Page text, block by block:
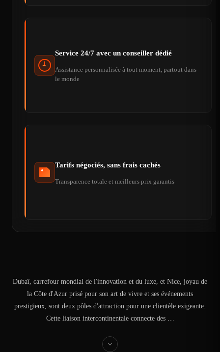
Service 24/7 avec un conseiller dédié
Assistance personnalisée à tout moment, partout dans
le monde
Tarifs négociés, sans frais cachés
Transparence totale et meilleurs prix garantis
Dubaï, carrefour mondial de l'innovation et du luxe, et Nice, joyau de
la Côte d'Azur prisé pour son art de vivre et ses événements
prestigieux, sont deux pôles d'attraction pour une clientèle exigeante.
Cette liaison intercontinentale connecte des …